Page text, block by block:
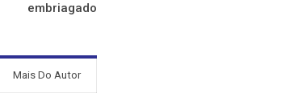
embriagado
Mais Do Autor